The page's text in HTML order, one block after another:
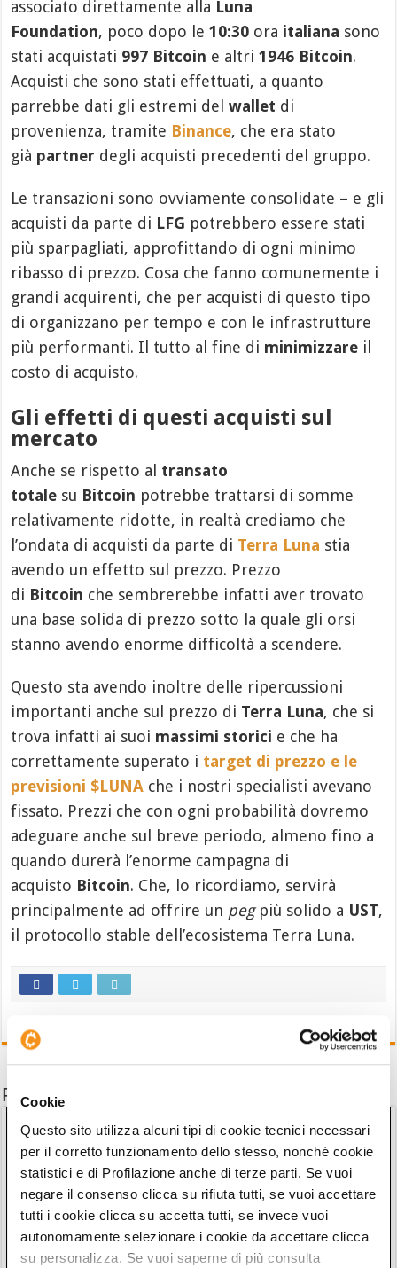
Cookie
Questo sito utilizza alcuni tipi di cookie tecnici necessari
per il corretto funzionamento dello stesso, nonché cookie
statistici e di Profilazione anche di terze parti. Se vuoi
negare il consenso clicca su rifiuta tutti, se vuoi accettare
tutti i cookie clicca su accetta tutti, se invece vuoi
autonomamente selezionare i cookie da accettare clicca
su personalizza. Se vuoi saperne di più consulta
associato direttamente alla Luna
Foundation, poco dopo le10:30 ora italiana sono
stati acquistati 997 Bitcoin e altri1946 Bitcoin.
Acquisti che sono stati effettuati, a quanto
parrebbe dati gli estremi delwallet di
provenienza, tramite Binance, che era stato
già partner degli acquisti precedenti del gruppo.
Le transazioni sono ovviamente consolidate – e gli
acquisti da parte di LFG potrebbero essere stati
più sparpagliati, approfittando di ogni minimo
ribasso di prezzo. Cosa che fanno comunemente i
grandi acquirenti, che per acquisti di questo tipo
di organizzano per tempo e con le infrastrutture
più performanti. Il tutto al fine di minimizzare il
costo di acquisto.
Gli effetti di questi acquisti sul
mercato
Anche se rispetto al transato
totale su Bitcoin potrebbe trattarsi di somme
relativamente ridotte, in realtà crediamo che
l’ondata di acquisti da parte di Terra Luna stia
avendo un effetto sul prezzo. Prezzo
di Bitcoin che sembrerebbe infatti aver trovato
una base solida di prezzo sotto la quale gli orsi
stanno avendo enorme difficoltà a scendere.
Questo sta avendo inoltre delle ripercussioni
importanti anche sul prezzo di Terra Luna, che si
trova infatti ai suoi massimi storici e che ha
correttamente superato i target di prezzo e le
previsioni $LUNA che i nostri specialisti avevano
fissato. Prezzi che con ogni probabilità dovremo
adeguare anche sul breve periodo, almeno fino a
quando durerà l’enorme campagna di
acquisto Bitcoin. Che, lo ricordiamo, servirà
principalmente ad offrire un pegpiù solido a UST,
il protocollo stable dell’ecosistema Terra Luna.
Potrebbe interessarti anche